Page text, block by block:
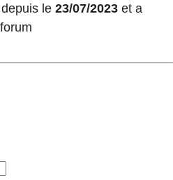
le 23/07/2023 et a